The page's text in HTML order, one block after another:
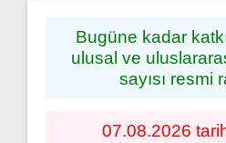
Bugüne kadar
ulusal ve
sayısı resmi
07.08.2026